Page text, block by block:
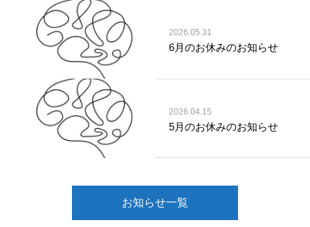
2026.05.31
6月のお休みのお知らせ
2026.04.15
5月のお休みのお知らせ
お知らせ一覧